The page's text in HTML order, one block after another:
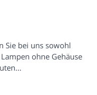
Sie bei uns sowohl
ohne Gehäuse